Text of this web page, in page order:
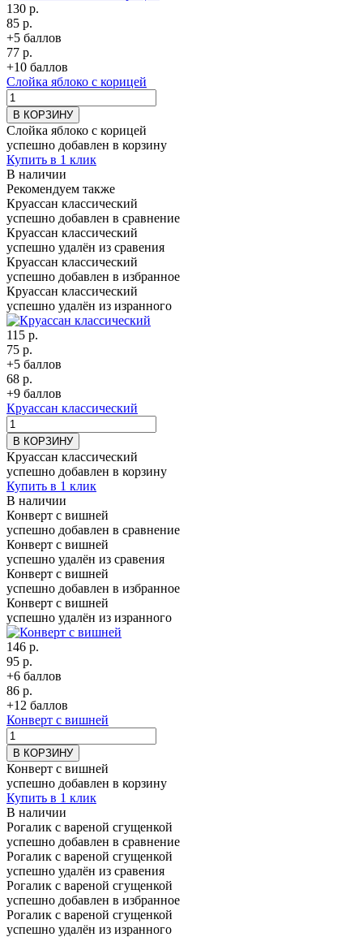
130 р.
85 р.
+5 баллов
77 р.
+10 баллов
Слойка яблоко с корицей
В КОРЗИНУ
Слойка яблоко с корицей
успешно добавлен в корзину
Купить в 1 клик
В наличии
Рекомендуем также
Круассан классический
успешно добавлен в сравнение
Круассан классический
успешно удалён из сравения
Круассан классический
успешно добавлен в избранное
Круассан классический
успешно удалён из изранного
115 р.
75 р.
+5 баллов
68 р.
+9 баллов
Круассан классический
В КОРЗИНУ
Круассан классический
успешно добавлен в корзину
Купить в 1 клик
В наличии
Конверт с вишней
успешно добавлен в сравнение
Конверт с вишней
успешно удалён из сравения
Конверт с вишней
успешно добавлен в избранное
Конверт с вишней
успешно удалён из изранного
146 р.
95 р.
+6 баллов
86 р.
+12 баллов
Конверт с вишней
В КОРЗИНУ
Конверт с вишней
успешно добавлен в корзину
Купить в 1 клик
В наличии
Рогалик с вареной сгущенкой
успешно добавлен в сравнение
Рогалик с вареной сгущенкой
успешно удалён из сравения
Рогалик с вареной сгущенкой
успешно добавлен в избранное
Рогалик с вареной сгущенкой
успешно удалён из изранного